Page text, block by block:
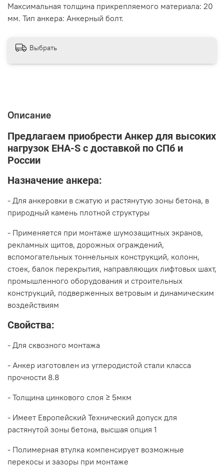
Максимальная толщина прикрепляемого материала: 20
мм. Тип анкера: Анкерный болт.
Выбрать
Описание
Предлагаем приобрести Анкер для высоких
нагрузок EHA-S с доставкой по СПб и
России
Назначение анкера:
- Для анкеровки в сжатую и растянутую зоны бетона, в
природный камень плотной структуры
- Применяется при монтаже шумозащитных экранов,
рекламных щитов, дорожных ограждений,
вспомогательных тоннельных конструкций, колонн,
стоек, балок перекрытия, направляющих лифтовых шахт,
промышленного оборудования и строительных
конструкций, подверженных ветровым и динамическим
воздействиям
Свойства:
- Для сквозного монтажа
- Анкер изготовлен из углеродистой стали класса
прочности 8.8
- Толщина цинкового слоя ≥ 5мкм
- Имеет Европейский Технический допуск для
растянутой зоны бетона, высшая опция 1
- Полимерная втулка компенсирует возможные
перекосы и зазоры при монтаже